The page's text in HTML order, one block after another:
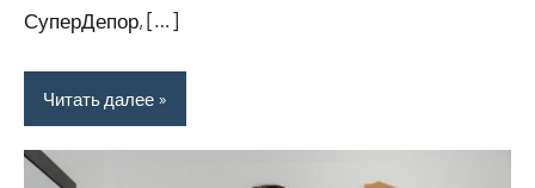
СуперДепор, […]
Читать далее